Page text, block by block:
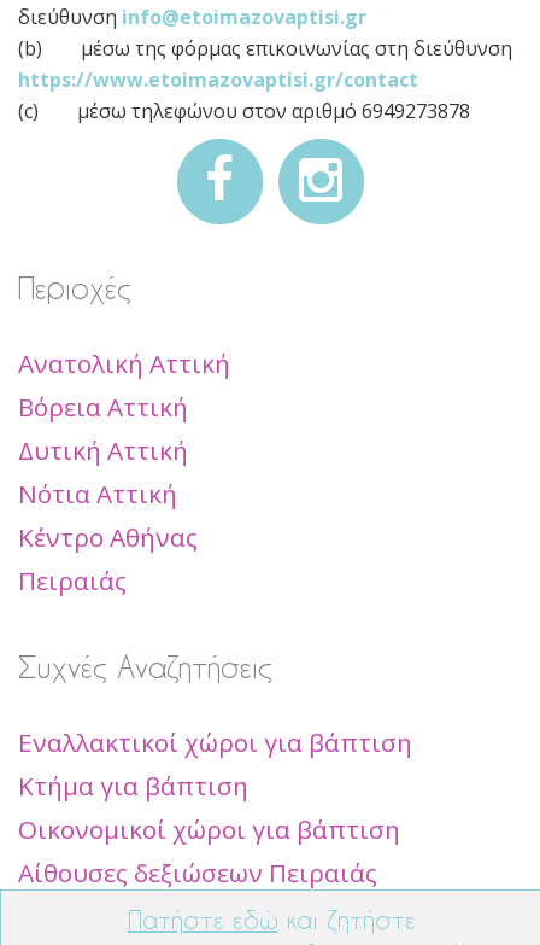
διεύθυνση info@etoimazovaptisi.gr
(b) μέσω της φόρμας επικοινωνίας στη διεύθυνση
https://www.etoimazovaptisi.gr/contact
(c) μέσω τηλεφώνου στον αριθμό 6949273878
Περιοχές
Ανατολική Αττική
Βόρεια Αττική
Δυτική Αττική
Νότια Αττική
Κέντρο Αθήνας
Πειραιάς
Συχνές Αναζητήσεις
Εναλλακτικοί χώροι για βάπτιση
Κτήμα για βάπτιση
Οικονομικοί χώροι για βάπτιση
Αίθουσες δεξιώσεων Πειραιάς
Χώροι για βάπτιση βόρεια προάστια
Πατήστε εδώ και ζητήστε